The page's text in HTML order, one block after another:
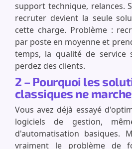
support technique, relances.
recruter devient la seule
cette charge. Problème :
par poste en moyenne et
temps, la qualité de service
perdez des clients.
2 – Pourquoi les
classiques ne
Vous avez déjà essayé
logiciels de gestion,
d'automatisation basiques.
vraiment le problème de